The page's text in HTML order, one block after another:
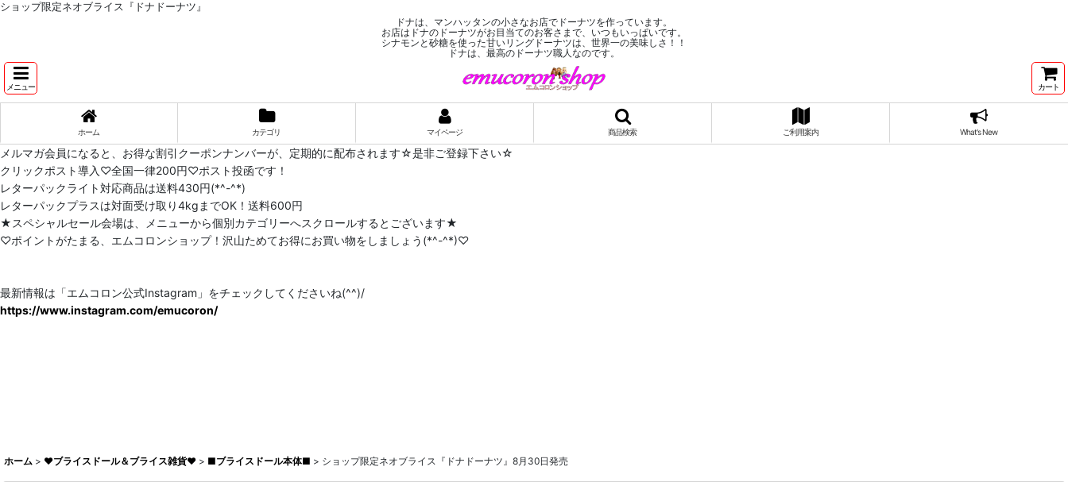
ショップ限定ネオブライス『ドナドーナツ』
ドナは、マンハッタンの小さなお店でドーナツを作っています。
お店はドナのドーナツがお目当てのお客さまで、いつもいっぱいです。
シナモンと砂糖を使った甘いリングドーナツは、世界一の美味しさ！！
ドナは、最高のドーナツ職人なのです。
メニュー カート
ホーム カテゴリ マイページ 商品検索 ご利用案内 What's New
メルマガ会員になると、お得な割引クーポンナンバーが、定期的に配布されます☆是非ご登録下さい☆
クリックポスト導入♡全国一律200円♡ポスト投函です！
レターパックライト対応商品は送料430円(*^-^*)
レターパックプラスは対面受け取り4kgまでOK！送料600円
★スペシャルセール会場は、メニューから個別カテゴリーへスクロールするとございます★
♡ポイントがたまる、エムコロンショップ！沢山ためてお得にお買い物をしましょう(*^-^*)♡
最新情報は「エムコロン公式Instagram」をチェックしてくださいね(^^)/
https://www.instagram.com/emucoron/
ホーム > ♥ブライスドール＆ブライス雑貨♥ > ■ブライスドール本体■ > ショップ限定ネオブライス『ドナドーナツ』8月30日発売